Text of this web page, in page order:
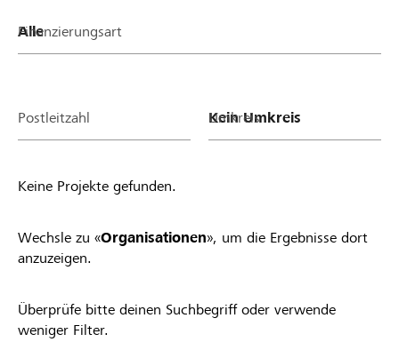
Finanzierungsart
Postleitzahl Umkreis
Keine Projekte gefunden.
Wechsle zu «Organisationen», um die Ergebnisse dort
anzuzeigen.
Überprüfe bitte deinen Suchbegriff oder verwende
weniger Filter.